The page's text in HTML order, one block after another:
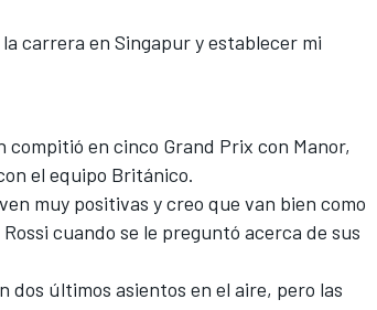
carrera en Singapur y establecer mi
compitió en cinco Grand Prix con Manor,
el equipo Británico.
muy positivas y creo que van bien como
cuando se le preguntó acerca de sus
dos últimos asientos en el aire, pero las